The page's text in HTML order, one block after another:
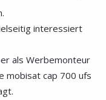
interessiert
als Werbemonteur
mobisat cap 700 ufs